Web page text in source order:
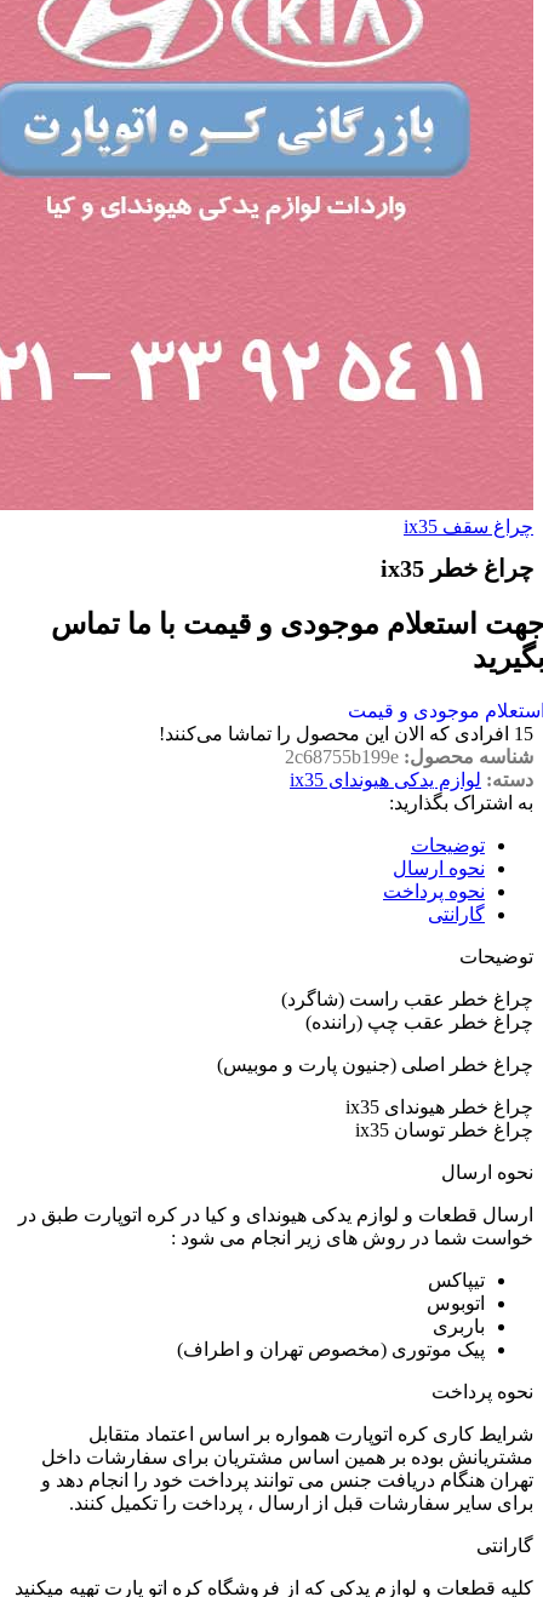
چراغ سقف ix35
چراغ خطر ix35
استعلام موجودی و قیمت با ما تماس
موجودی و قیمت
15 افرادی که الان این محصول را تماشا می‌کنند!
شناسه محصول: 2c68755b199e
دسته: لوازم یدکی هیوندای ix35
به اشتراک بگذارید:
توضیحات
نحوه ارسال
نحوه پرداخت
گارانتی
توضیحات
چراغ خطر عقب راست (شاگرد)
چراغ خطر عقب چپ (راننده)
چراغ خطر اصلی (جنیون پارت و موبیس)
چراغ خطر هیوندای ix35
چراغ خطر توسان ix35
نحوه ارسال
ارسال قطعات و لوازم یدکی هیوندای و کیا در کره اتوپارت طبق در
خواست شما در روش های زیر انجام می شود :
تیپاکس
اتوبوس
باربری
پیک موتوری (مخصوص تهران و اطراف)
نحوه پرداخت
شرایط کاری کره اتوپارت همواره بر اساس اعتماد متقابل
مشتریانش بوده بر همین اساس مشتریان برای سفارشات داخل
تهران هنگام دریافت جنس می توانند پرداخت خود را انجام دهد و
برای سایر سفارشات قبل از ارسال ، پرداخت را تکمیل کنند.
گارانتی
کلیه قطعات و لوازم یدکی که از فروشگاه کره اتو پارت تهیه میکنید